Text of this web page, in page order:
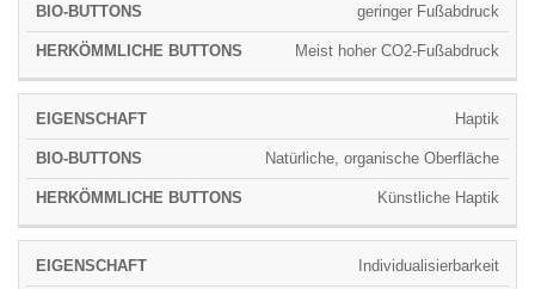
geringer Fußabdruck
Meist hoher CO2-Fußabdruck
Haptik
Natürliche, organische Oberfläche
Künstliche Haptik
Individualisierbarkeit